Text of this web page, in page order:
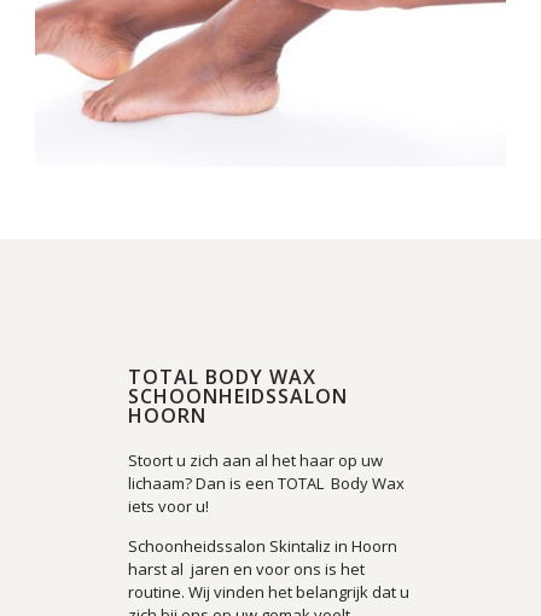
TOTAL BODY WAX
SCHOONHEIDSSALON
HOORN
Stoort u zich aan al het haar op uw
lichaam? Dan is een TOTAL Body Wax
iets voor u!
Schoonheidssalon Skintaliz in Hoorn
harst al jaren en voor ons is het
routine. Wij vinden het belangrijk dat u